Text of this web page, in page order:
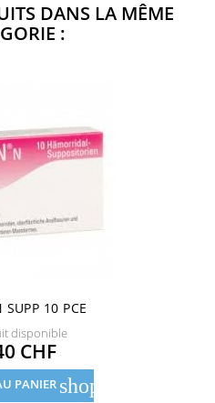
DANS LA MÊME
:
10 PCE
disponible
Prix
CHF
PANIER shopping_cart